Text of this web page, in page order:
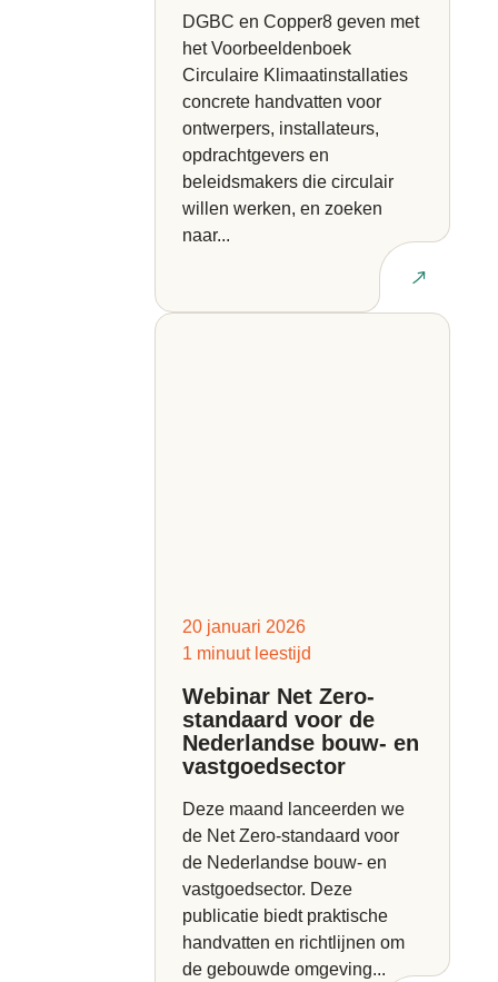
DGBC en Copper8 geven met
het Voorbeeldenboek
Circulaire Klimaatinstallaties
concrete handvatten voor
ontwerpers, installateurs,
opdrachtgevers en
beleidsmakers die circulair
willen werken, en zoeken
naar...
Lees artikel
20 januari 2026
1 minuut leestijd
Webinar Net Zero-
standaard voor de
Nederlandse bouw- en
vastgoedsector
Deze maand lanceerden we
de Net Zero-standaard voor
de Nederlandse bouw- en
vastgoedsector. Deze
publicatie biedt praktische
handvatten en richtlijnen om
de gebouwde omgeving...